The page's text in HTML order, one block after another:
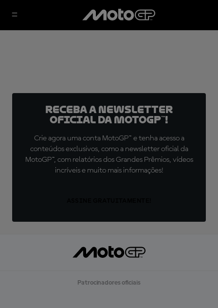
Receba a newsletter
oficial da MotoGP™!
Crie agora uma conta MotoGP™ e tenha acesso a
conteúdos exclusivos, como a newsletter oficial da
MotoGP™, com relatórios dos Grandes Prêmios, vídeos
incríveis e muito mais informações!
Patrocinadores oficiais